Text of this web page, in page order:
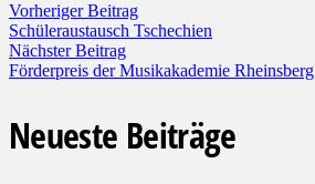
Vorheriger Beitrag
Schüleraustausch Tschechien
Nächster Beitrag
Förderpreis der Musikakademie Rheinsberg
Neueste Beiträge